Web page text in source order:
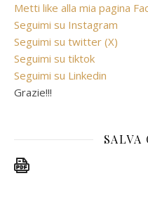
Metti like alla mia pagina
Seguimi su Instagram
Seguimi su twitter (X)
Seguimi su tiktok
Seguimi su Linkedin
Grazie!!!
SALVA